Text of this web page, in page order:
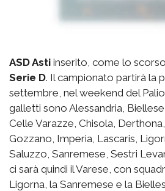
ASD Asti inserito, come lo
Serie D. Il campionato partirà la
settembre, nel weekend del
galletti sono Alessandria,
Celle Varazze, Chisola,
Gozzano, Imperia, Lascaris,
Saluzzo, Sanremese, Sestri
ci sarà quindi il Varese, con
Ligorna, la Sanremese e la